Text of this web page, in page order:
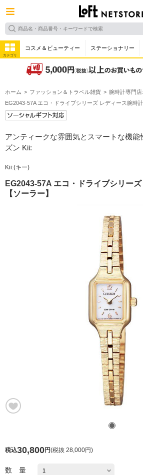
カテゴリ
コスメ＆ビューティー ステーショナリー
ホーム ファッション＆トラベル雑貨 腕時計専門
EG2043-57A エコ・ドライブシリーズ レディース腕時計
アンティークな雰囲気とスマートな機能
ズン Kii:
Kii:(キー)
EG2043-57A エコ・ドライブシリー
【ソーラー】
税込30,800円(税抜 28,000円)
数 量